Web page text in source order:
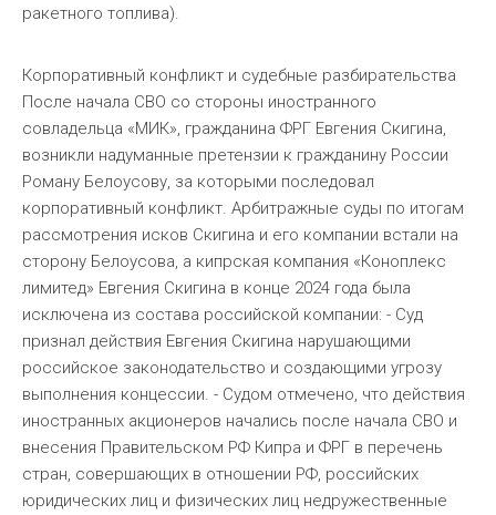
ракетного топлива).
Корпоративный конфликт и судебные разбирательства
После начала СВО со стороны иностранного
совладельца «МИК», гражданина ФРГ Евгения Скигина,
возникли надуманные претензии к гражданину России
Роману Белоусову, за которыми последовал
корпоративный конфликт. Арбитражные суды по итогам
рассмотрения исков Скигина и его компании встали на
сторону Белоусова, а кипрская компания «Коноплекс
лимитед» Евгения Скигина в конце 2024 года была
исключена из состава российской компании: - Суд
признал действия Евгения Скигина нарушающими
российское законодательство и создающими угрозу
выполнения концессии. - Судом отмечено, что действия
иностранных акционеров начались после начала СВО и
внесения Правительском РФ Кипра и ФРГ в перечень
стран, совершающих в отношении РФ, российских
юридических лиц и физических лиц недружественные